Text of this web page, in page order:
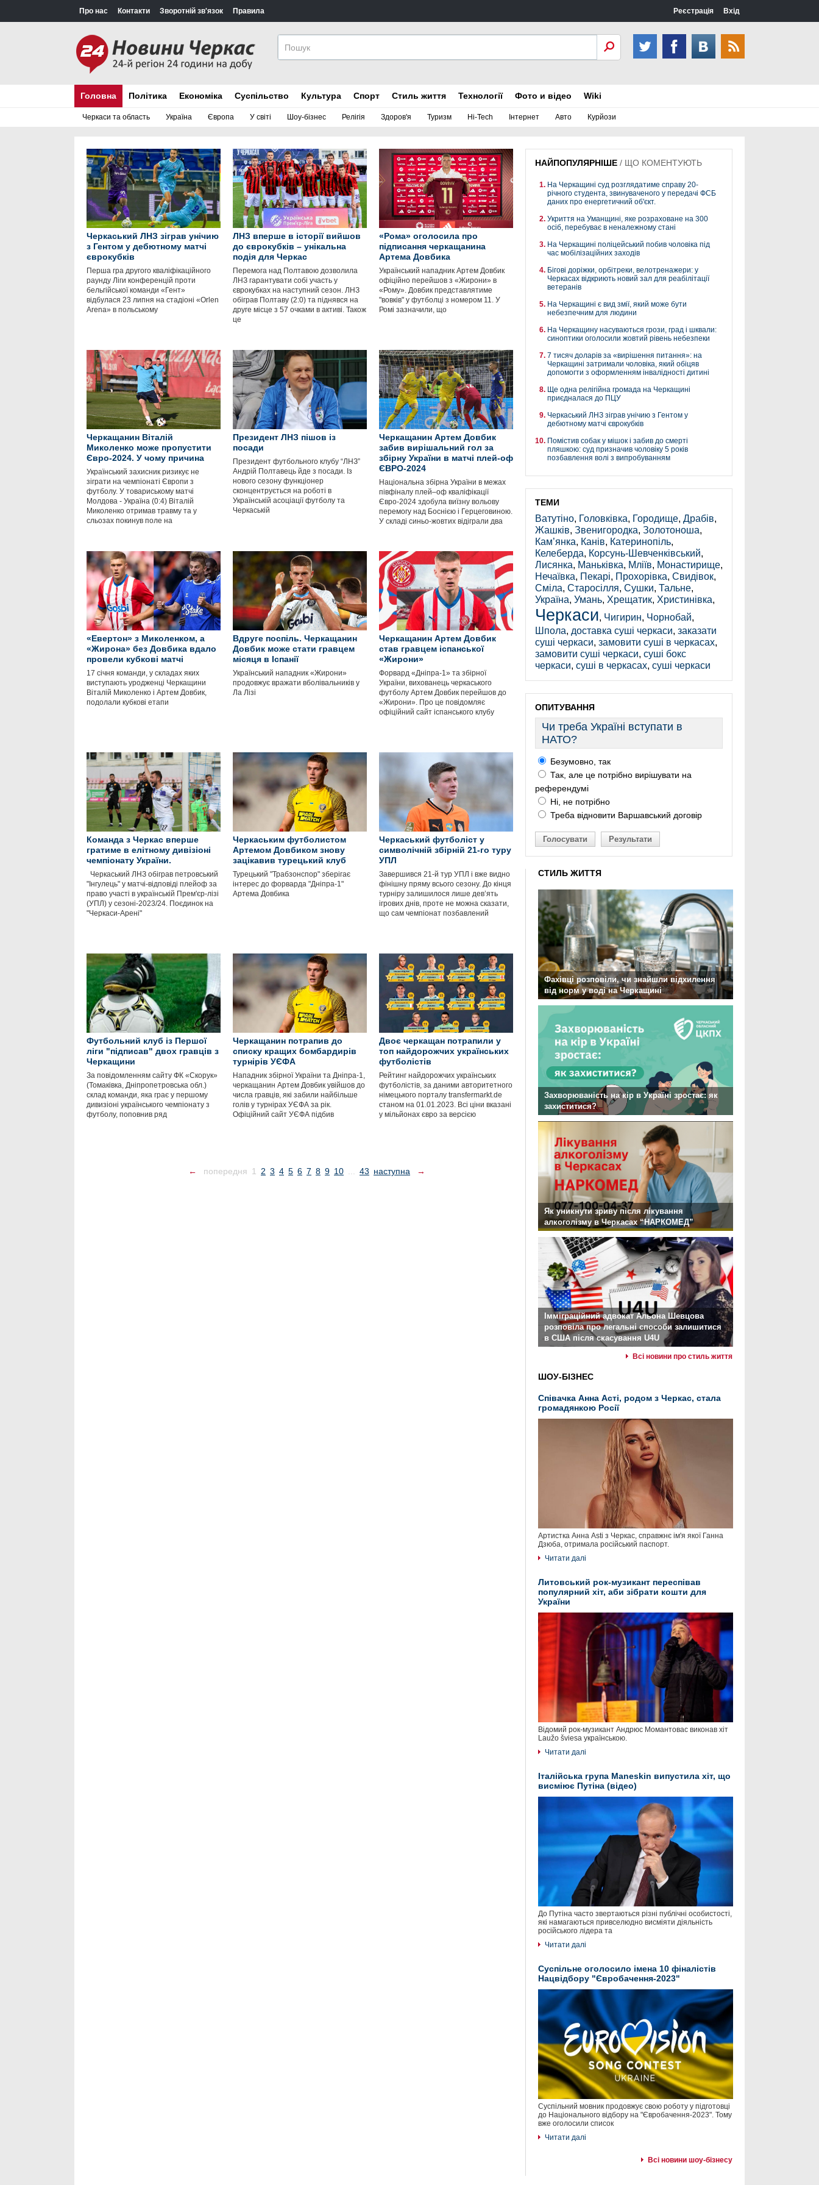
Про нас Контакти Зворотній зв'язок Правила Реєстрація Вхід
Головна
Черкаси та область Україна Європа У світі Шоу-бізнес Релігія Здоров'я Туризм Hi-Tech Інтернет Авто Курйози
Політика Економіка Суспільство Культура Спорт Стиль життя Технології Фото и відео Wiki
Черкаський ЛНЗ зіграв унічию
з Гентом у дебютному матчі
єврокубків
Перша гра другого кваліфікаційного
раунду Ліги конференцій проти
бельгійської команди «Гент»
відбулася 23 липня на стадіоні «Orlen
Arena» в польському
ЛНЗ вперше в історії вийшов
до єврокубків – унікальна
подія для Черкас
Перемога над Полтавою дозволила
ЛНЗ гарантувати собі участь у
єврокубках на наступний сезон. ЛНЗ
обіграв Полтаву (2:0) та піднявся на
друге місце з 57 очками в активі. Також
це
«Рома» оголосила про
підписання черкащанина
Артема Довбика
Український нападник Артем Довбик
офіційно перейшов з «Жирони» в
«Рому». Довбик представлятиме
"вовків" у футболці з номером 11. У
Ромі зазначили, що
Черкащанин Віталій
Миколенко може пропустити
Євро-2024. У чому причина
Український захисник ризикує не
зіграти на чемпіонаті Європи з
футболу. У товариському матчі
Молдова - Україна (0:4) Віталій
Миколенко отримав травму та у
сльозах покинув поле на
Президент ЛНЗ пішов із
посади
Президент футбольного клубу “ЛНЗ”
Андрій Полтавець йде з посади. Із
нового сезону функціонер
сконцентрується на роботі в
Українській асоціації футболу та
Черкаській
Черкащанин Артем Довбик
забив вирішальний гол за
збірну України в матчі плей-оф
ЄВРО-2024
Національна збірна України в межах
півфіналу плей–оф кваліфікації
Євро-2024 здобула виїзну вольову
перемогу над Боснією і Герцеговиною.
У складі синьо-жовтих відіграли два
«Евертон» з Миколенком, а
«Жирона» без Довбика вдало
провели кубкові матчі
17 січня команди, у складах яких
виступають уродженці Черкащини
Віталій Миколенко і Артем Довбик,
подолали кубкові етапи
Вдруге поспіль. Черкащанин
Довбик може стати гравцем
місяця в Іспанії
Український нападник «Жирони»
продовжує вражати вболівальників у
Ла Лізі
Черкащанин Артем Довбик
став гравцем іспанської
«Жирони»
Форвард «Дніпра-1» та збірної
України, вихованець черкаського
футболу Артем Довбик перейшов до
«Жирони». Про це повідомляє
офіційний сайт іспанського клубу
Команда з Черкас вперше
гратиме в елітному дивізіоні
чемпіонату України.
Черкаський ЛНЗ обіграв петровський
"Інгулець" у матчі-відповіді плейоф за
право участі в українській Прем'єр-лізі
(УПЛ) у сезоні-2023/24. Поєдинок на
"Черкаси-Арені"
Черкаським футболистом
Артемом Довбиком знову
зацікавив турецький клуб
Турецький "Трабзонспор" зберігає
інтерес до форварда "Дніпра-1"
Артема Довбика
Черкаський футболіст у
символічній збірній 21-го туру
УПЛ
Завершився 21-й тур УПЛ і вже видно
фінішну пряму всього сезону. До кінця
турніру залишилося лише дев’ять
ігрових днів, проте не можна сказати,
що сам чемпіонат позбавлений
Футбольний клуб із Першої
ліги "підписав" двох гравців з
Черкащини
За повідомленням сайту ФК «Скорук»
(Томаківка, Дніпропетровська обл.)
склад команди, яка грає у першому
дивизіоні українського чемпіонату з
футболу, поповнив ряд
Черкащанин потрапив до
списку кращих бомбардирів
турнірів УЄФА
Нападник збірної України та Дніпра-1,
черкащанин Артем Довбик увійшов до
числа гравців, які забили найбільше
голів у турнірах УЄФА за рік.
Офіційний сайт УЄФА підбив
Двоє черкащан потрапили у
топ найдорожчих українських
футболістів
Рейтинг найдорожчих українських
футболістів, за даними авторитетного
німецького порталу transfermarkt.de
станом на 01.01.2023. Всі ціни вказані
у мільйонах євро за версією
← попередня 1 2 3 4 5 6 7 8 9 10 43 наступна →
НАЙПОПУЛЯРНІШЕ / ЩО КОМЕНТУЮТЬ
На Черкащині суд розглядатиме справу 20-
річного студента, звинуваченого у передачі ФСБ
даних про енергетичний об'єкт.
Укриття на Уманщині, яке розраховане на 300
осіб, перебуває в неналежному стані
На Черкащині поліцейський побив чоловіка під
час мобілізаційних заходів
Бігові доріжки, орбітреки, велотренажери: у
Черкасах відкриють новий зал для реабілітації
ветеранів
На Черкащині є вид змії, який може бути
небезпечним для людини
На Черкащину насуваються грози, град і шквали:
синоптики оголосили жовтий рівень небезпеки
7 тисяч доларів за «вирішення питання»: на
Черкащині затримали чоловіка, який обіцяв
допомогти з оформленням інвалідності дитині
Ще одна релігійна громада на Черкащині
приєдналася до ПЦУ
Черкаський ЛНЗ зіграв унічию з Гентом у
дебютному матчі єврокубків
Помістив собак у мішок і забив до смерті
пляшкою: суд призначив чоловіку 5 років
позбавлення волі з випробуванням
ТЕМИ
Ватутіно, Головківка, Городище, Драбів,
Жашків, Звенигородка, Золотоноша,
Кам’янка, Канів, Катеринопіль,
Келеберда, Корсунь-Шевченківський,
Лисянка, Маньківка, Мліїв, Монастирище,
Нечаївка, Пекарі, Прохорівка, Свидівок,
Сміла, Старосілля, Сушки, Тальне,
Україна, Умань, Хрещатик, Христинівка,
Черкаси, Чигирин, Чорнобай,
Шпола, доставка суші черкаси, заказати
суші черкаси, замовити суші в черкасах,
замовити суші черкаси, суші бокс
черкаси, суші в черкасах, суші черкаси
ОПИТУВАННЯ
Чи треба Україні вступати в
НАТО?
Безумовно, так
Так, але це потрібно вирішувати на
референдумі
Ні, не потрібно
Треба відновити Варшавський договір
Голосувати Результати
СТИЛЬ ЖИТТЯ
Фахівці розповіли, чи знайшли відхилення
від норм у воді на Черкащині
Захворюваність на кір в Україні зростає: як
захиститися?
Як уникнути зриву після лікування
алкоголізму в Черкасах “НАРКОМЕД”
Імміграційний адвокат Альона Шевцова
розповіла про легальні способи залишитися
в США після скасування U4U
Всі новини про стиль життя
ШОУ-БІЗНЕС
Співачка Анна Асті, родом з Черкас, стала
громадянкою Росії
Артистка Анна Asti з Черкас, справжнє ім'я якої Ганна
Дзюба, отримала російський паспорт.
Читати далі
Литовський рок-музикант переспівав
популярний хіт, аби зібрати кошти для
України
Відомий рок-музикант Андрюс Момантовас виконав хіт
Laužo šviesa українською.
Читати далі
Італійська група Maneskin випустила хіт, що
висміює Путіна (відео)
До Путіна часто звертаються різні публічні особистості,
які намагаються привселюдно висміяти діяльність
російського лідера та
Читати далі
Суспільне оголосило імена 10 фіналістів
Нацвідбору "Євробачення-2023"
Суспільний мовник продовжує свою роботу у підготовці
до Національного відбору на "Євробачення-2023". Тому
вже оголосили список
Читати далі
Всі новини шоу-бізнесу